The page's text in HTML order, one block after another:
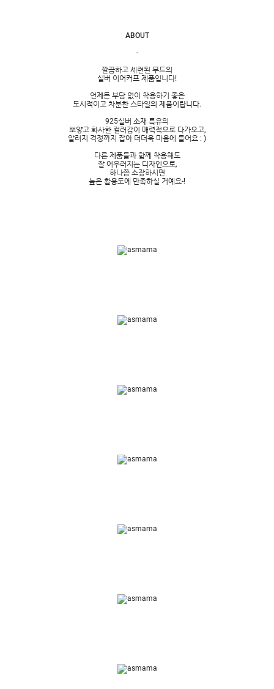
ABOUT
-
깔끔하고 세련된 무드의
실버 이어커프 제품입니다!
언제든 부담 없이 착용하기 좋은
도시적이고 차분한 스타일의 제품이랍니다.
925실버 소재 특유의
뽀얗고 화사한 컬러감이 매력적으로 다가오고,
알러지 걱정까지 잡아 더더욱 마음에 들어요 : )
다른 제품들과 함께 착용해도
잘 어우러지는 디자인으로,
하나쯤 소장하시면
높은 활용도에 만족하실 거예요-!